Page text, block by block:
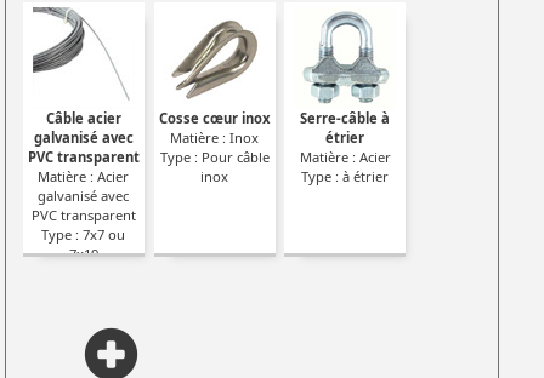
Câble acier
galvanisé avec
PVC transparent
Matière : Acier
galvanisé avec
PVC transparent
Type : 7x7 ou
7x19
Cosse cœur inox
Matière : Inox
Type : Pour câble
inox
Serre-câble à
étrier
Matière : Acier
Type : à étrier